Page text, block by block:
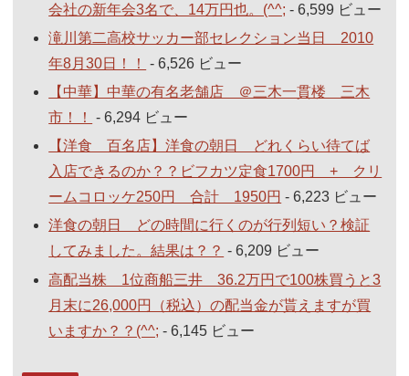
会社の新年会3名で、14万円也。(^^; - 6,599 ビュー
滝川第二高校サッカー部セレクション当日 2010
年8月30日！！
- 6,526 ビュー
【中華】中華の有名老舗店 ＠三木一貫楼 三木
市！！
- 6,294 ビュー
【洋食 百名店】洋食の朝日 どれくらい待てば
入店できるのか？？ビフカツ定食1700円 + クリ
ームコロッケ250円 合計 1950円 - 6,223 ビュー
洋食の朝日 どの時間に行くのが行列短い？検証
してみました。結果は？？ - 6,209 ビュー
高配当株 1位商船三井 36.2万円で100株買うと3
月末に26,000円（税込）の配当金が貰えますが買
いますか？？(^^; - 6,145 ビュー